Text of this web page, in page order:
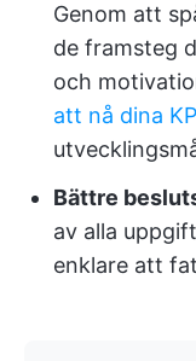
Genom att
de framsteg
och
att nå dina
Bättre
av alla
enklare att